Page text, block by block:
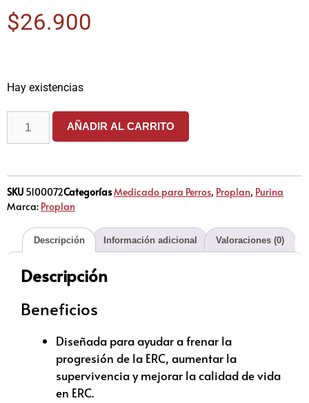
$26.900
Hay existencias
AÑADIR AL CARRITO
SKU 5100072CategoríasMedicado para Perros, Proplan, Purina
Marca: Proplan
Descripción Información adicional Valoraciones (0)
Descripción
Beneficios
Diseñada para ayudar a frenar la
progresión de la ERC, aumentar la
supervivencia y mejorar la calidad de vida
en ERC.